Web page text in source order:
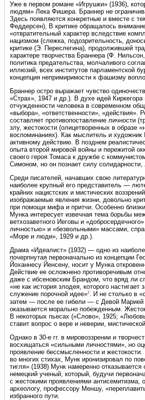
Уже в первом романе «Игрушки» (1936),
людям» Лека Фишера. Браннер не
Здесь появляются конкретные и вместе с
Феддерсен), В критике обращалось
«отвратительный характер вследствие
нацизмом (слежка, подозрительность,
критике (Э. Переслегина), продолжившей
характере творчества Браннера (Ф.
политика предательства, молчаливого
иллюзий, всех институтов парламентской
концепция непримиримости к фашизму
Браннер остро выражает чувство
«Страх», 1947 и др.). В духе идей
отчужденности человека в современном
«выбора», «ответственности»,
составляет противопоставление личности
злу, жестокости (олицетворенных в образе
воспоминаниях). Как мыслитель и
активному действию. В позднем
опыта второй мировой войны и пережитой
своего героя Томаса к дружбе с
Симоном, но он познает силу
Среди писателей, начавших свою
наиболее крупный его представитель —
крайних нацистских и мистических
изображаемые явления жизни, довольно
при помощи мифа и притчи. Особенно
Мунка интересует извечная тема борьбы
ветхозаветного Иеговы и
личностью» и «безвольными» массами,
«Море и люди», 1929 и др.).
Драма «Идеалист» (1932) — одно из
почерпнутая первоначально из концепции
Йоханнесу Йенсену, носит у Мунка
Действие ее осложнено противоречивым
даже с ибсеновским Брандом, что вряд ли
«не как история злодея, которого
служение порочной идее»2. И не столько в
затем — после ее гибели — с Девой
оказывается морально побежденным.
В некоторых пьесах («Слово», 1925;
ставит вопрос о вере и неверии,
Однако в 30-е гг. в мировоззрении и
восхищаться «сильными личностями», но
проявление бессмысленности и
во многих стихах, Мунк иронизировал по
тигля» (1938) Мунк намеренно
немецкий ученый, который, будучи
с жестокими проявлениями
археологу, профессору Меншу,
избранного пути.